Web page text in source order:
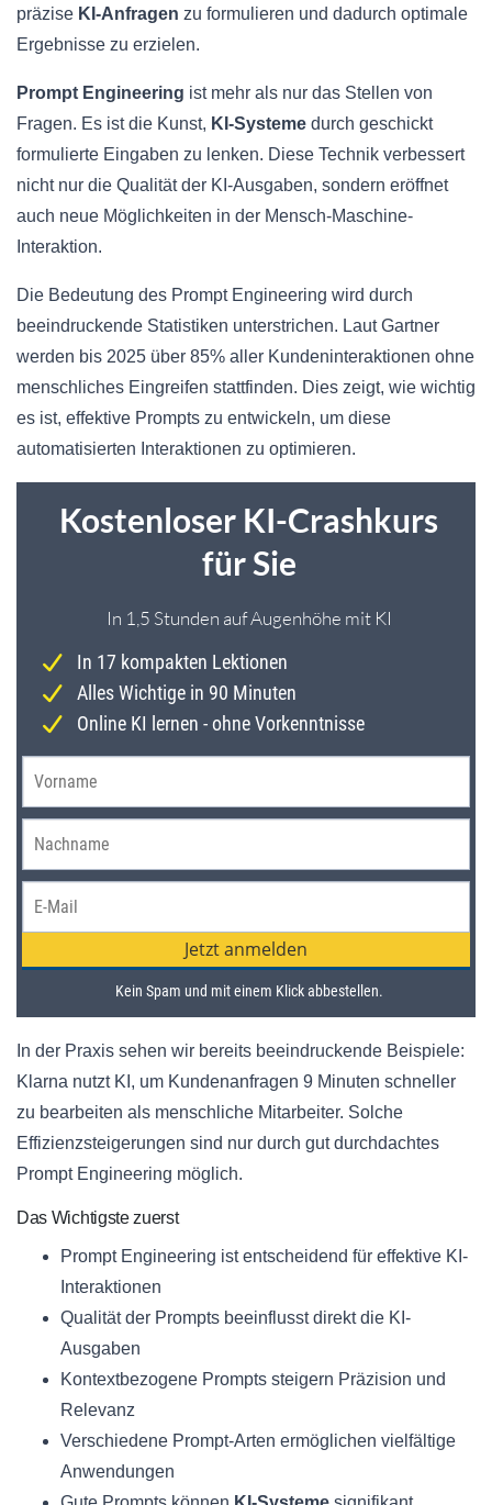
präzise KI-Anfragen zu formulieren und dadurch optimale
Ergebnisse zu erzielen.
Prompt Engineering ist mehr als nur das Stellen von
Fragen. Es ist die Kunst, KI-Systeme durch geschickt
formulierte Eingaben zu lenken. Diese Technik verbessert
nicht nur die Qualität der KI-Ausgaben, sondern eröffnet
auch neue Möglichkeiten in der Mensch-Maschine-
Interaktion.
Die Bedeutung des Prompt Engineering wird durch
beeindruckende Statistiken unterstrichen. Laut Gartner
werden bis 2025 über 85% aller Kundeninteraktionen ohne
menschliches Eingreifen stattfinden. Dies zeigt, wie wichtig
es ist, effektive Prompts zu entwickeln, um diese
automatisierten Interaktionen zu optimieren.
In der Praxis sehen wir bereits beeindruckende Beispiele:
Klarna nutzt KI, um Kundenanfragen 9 Minuten schneller
zu bearbeiten als menschliche Mitarbeiter. Solche
Effizienzsteigerungen sind nur durch gut durchdachtes
Prompt Engineering möglich.
Das Wichtigste zuerst
Prompt Engineering ist entscheidend für effektive KI-
Interaktionen
Qualität der Prompts beeinflusst direkt die KI-
Ausgaben
Kontextbezogene Prompts steigern Präzision und
Relevanz
Verschiedene Prompt-Arten ermöglichen vielfältige
Anwendungen